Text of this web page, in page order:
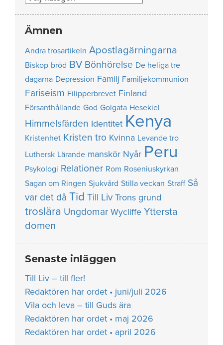
Ämnen
Andra trosartikeln Apostlagärningarna
Biskop bröd BV Bönhörelse De heliga tre
dagarna Depression Familj Familjekommunion
Fariseism Filipperbrevet Finland
Försanthållande God Golgata Hesekiel
Himmelsfärden Identitet Kenya
Kristenhet Kristen tro Kvinna Levande tro
Luthersk Lärande manskör Nyår Peru
Psykologi Relationer Rom Roseniuskyrkan
Sagan om Ringen Sjukvård Stilla veckan Straff Så
var det då Tid Till Liv Trons grund
troslära Ungdomar Wycliffe Yttersta
domen
Senaste inläggen
Till Liv – till fler!
Redaktören har ordet • juni/juli 2026
Vila och leva – till Guds ära
Redaktören har ordet • maj 2026
Redaktören har ordet • april 2026